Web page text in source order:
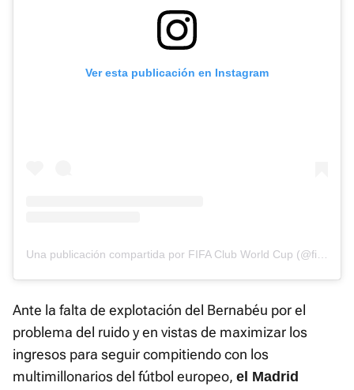
Ver esta publicación en Instagram
Una publicación compartida por FIFA Club World Cup (@fifaclubworldcup)
Ante la falta de explotación del Bernabéu por el
problema del ruido y en vistas de maximizar los
ingresos para seguir compitiendo con los
multimillonarios del fútbol europeo, el Madrid